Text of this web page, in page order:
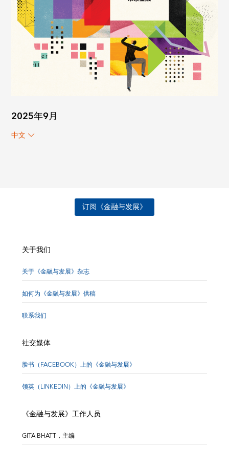
2025年9月
中文
订阅《金融与发展》
关于我们
关于《金融与发展》杂志
如何为《金融与发展》供稿
联系我们
社交媒体
脸书（FACEBOOK）上的《金融与发展》
领英（LINKEDIN）上的《金融与发展》
《金融与发展》工作人员
GITA BHATT，主编